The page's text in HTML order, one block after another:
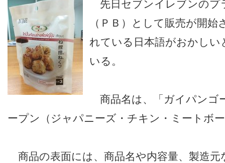
先日セブンイレブンのプ
（ＰＢ）として販売が開
れている日本語がおかしい
いる。
商品名は、「ガイパンゴ
ープン（ジャパニーズ・チキン・ミートボ
商品の表面には、商品名や内容量、製造元